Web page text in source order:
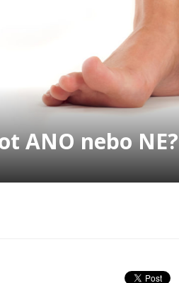
ANO nebo NE?